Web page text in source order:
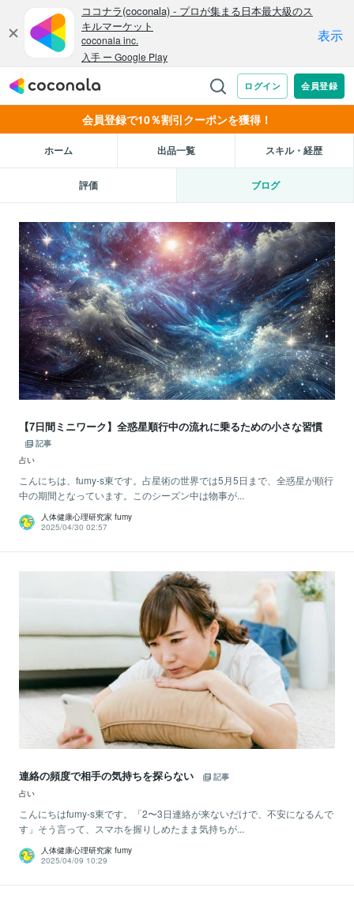
会員登録で10％割引クーポンを獲得！
ホーム 出品一覧 スキル・経歴
評価 ブログ
【7日間ミニワーク】全惑星順行中の流れに乗るための小さな習慣
記事
占い
こんにちは、fumy-s東です。占星術の世界では5月5日まで、全惑星が順行
中の期間となっています。このシーズン中は物事が...
人体健康心理研究家 fumy
2025/04/30 02:57
連絡の頻度で相手の気持ちを探らない
記事
占い
こんにちはfumy-s東です。「2〜3日連絡が来ないだけで、不安になるんで
す」そう言って、スマホを握りしめたまま気持ちが...
人体健康心理研究家 fumy
2025/04/09 10:29